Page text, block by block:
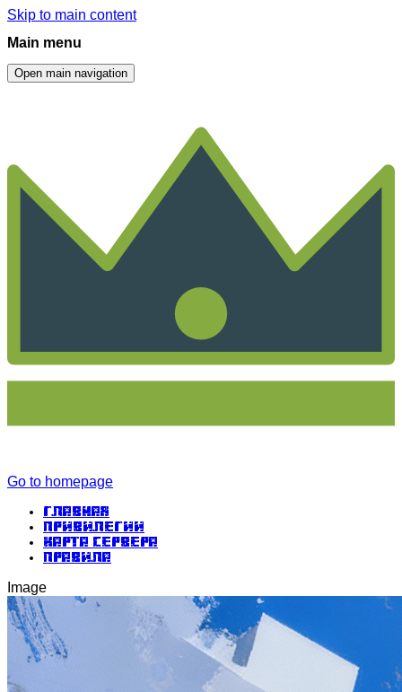
Skip to main content
Main menu
Open main navigation
Go to homepage
Главная
Привилегии
Карта сервера
Правила
Image